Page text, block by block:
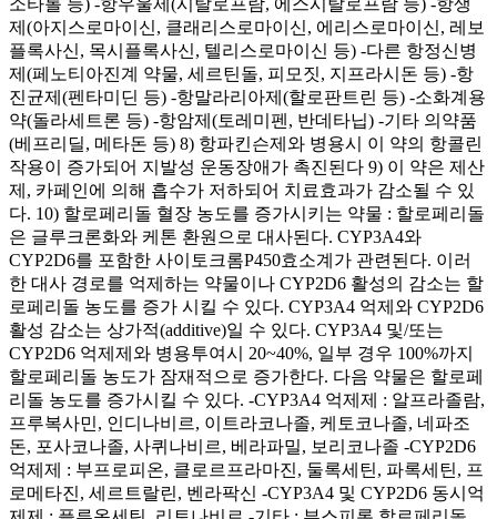
제(아지스로마이신, 클래리스로마이신, 에리스로마이신, 레보
플록사신, 목시플록사신, 텔리스로마이신 등) -다른 항정신병
제(페노티아진계 약물, 세르틴돌, 피모짓, 지프라시돈 등) -항
진균제(펜타미딘 등) -항말라리아제(할로판트린 등) -소화계용
약(돌라세트론 등) -항암제(토레미펜, 반데타닙) -기타 의약품
(베프리딜, 메타돈 등) 8) 항파킨슨제와 병용시 이 약의 항콜린
작용이 증가되어 지발성 운동장애가 촉진된다 9) 이 약은 제산
제, 카페인에 의해 흡수가 저하되어 치료효과가 감소될 수 있
다. 10) 할로페리돌 혈장 농도를 증가시키는 약물 : 할로페리돌
은 글루크론화와 케톤 환원으로 대사된다. CYP3A4와
CYP2D6를 포함한 사이토크롬P450효소계가 관련된다. 이러
한 대사 경로를 억제하는 약물이나 CYP2D6 활성의 감소는 할
로페리돌 농도를 증가 시킬 수 있다. CYP3A4 억제와 CYP2D6
활성 감소는 상가적(additive)일 수 있다. CYP3A4 및/또는
CYP2D6 억제제와 병용투여시 20~40%, 일부 경우 100%까지
할로페리돌 농도가 잠재적으로 증가한다. 다음 약물은 할로페
리돌 농도를 증가시킬 수 있다. -CYP3A4 억제제 : 알프라졸람,
프루복사민, 인디나비르, 이트라코나졸, 케토코나졸, 네파조
돈, 포사코나졸, 사퀴나비르, 베라파밀, 보리코나졸 -CYP2D6
억제제 : 부프로피온, 클로르프라마진, 둘록세틴, 파록세틴, 프
로메타진, 세르트랄린, 벤라팍신 -CYP3A4 및 CYP2D6 동시억